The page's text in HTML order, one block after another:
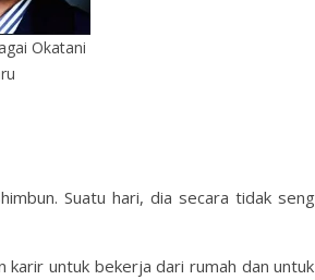
Okatani
Suatu hari, dia secara tidak
untuk bekerja dari rumah dan